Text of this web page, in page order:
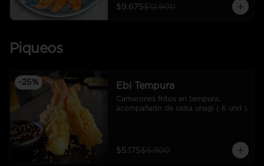
$9.675$12.900
Piqueos
-25% Ebi Tempura
Camarones fritos en tempura,
acompañado de salsa unagi ( 6 und )
$5.175$6.900